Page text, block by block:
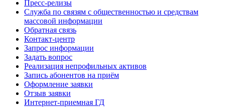
Пресс-релизы
Служба по связям с общественностью и средствам
массовой информации
Обратная связь
Контакт-центр
Запрос информации
Задать вопрос
Реализация непрофильных активов
Запись абонентов на приём
Оформление заявки
Отзыв заявки
Интернет-приемная ГД